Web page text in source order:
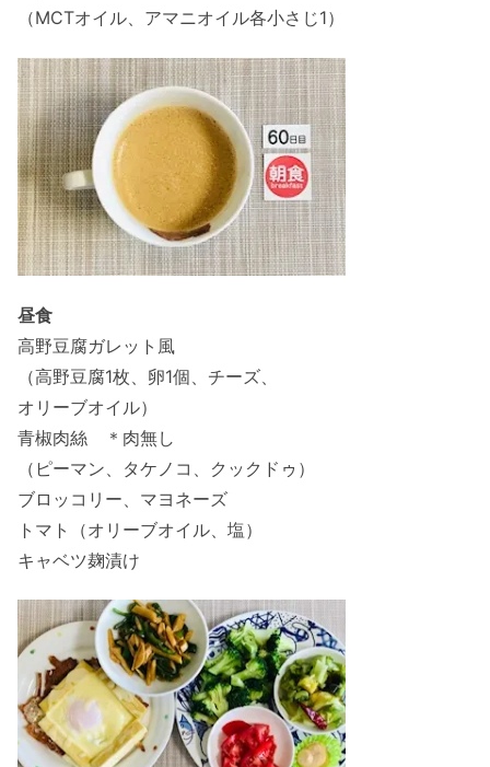
（MCTオイル、アマニオイル各小さじ1）
昼食
高野豆腐ガレット風
（高野豆腐1枚、卵1個、チーズ、
オリーブオイル）
青椒肉絲 ＊肉無し
（ピーマン、タケノコ、クックドゥ）
ブロッコリー、マヨネーズ
トマト（オリーブオイル、塩）
キャベツ麹漬け